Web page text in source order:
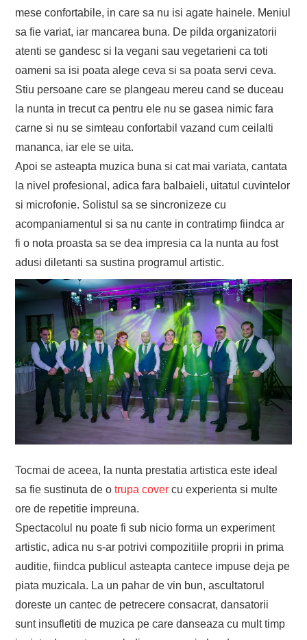
mese confortabile, in care sa nu isi agate hainele. Meniul
sa fie variat, iar mancarea buna. De pilda organizatorii
atenti se gandesc si la vegani sau vegetarieni ca toti
oameni sa isi poata alege ceva si sa poata servi ceva.
Stiu persoane care se plangeau mereu cand se duceau
la nunta in trecut ca pentru ele nu se gasea nimic fara
carne si nu se simteau confortabil vazand cum ceilalti
mananca, iar ele se uita.
Apoi se asteapta muzica buna si cat mai variata, cantata
la nivel profesional, adica fara balbaieli, uitatul cuvintelor
si microfonie. Solistul sa se sincronizeze cu
acompaniamentul si sa nu cante in contratimp fiindca ar
fi o nota proasta sa se dea impresia ca la nunta au fost
adusi diletanti sa sustina programul artistic.
Tocmai de aceea, la nunta prestatia artistica este ideal
sa fie sustinuta de otrupa cover cu experienta si multe
ore de repetitie impreuna.
Spectacolul nu poate fi sub nicio forma un experiment
artistic, adica nu s-ar potrivi compozitiile proprii in prima
auditie, fiindca publicul asteapta cantece impuse deja pe
piata muzicala. La un pahar de vin bun, ascultatorul
doreste un cantec de petrecere consacrat, dansatorii
sunt insufletiti de muzica pe care danseaza cu mult timp